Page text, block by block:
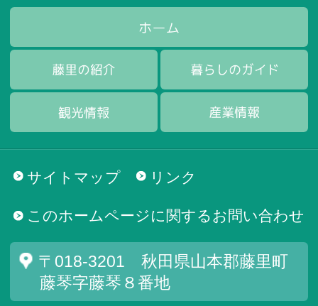
サイトマップ リンク
このホームページに関するお問い合わせ
〒018-3201 秋田県山本郡藤里町
藤琴字藤琴８番地